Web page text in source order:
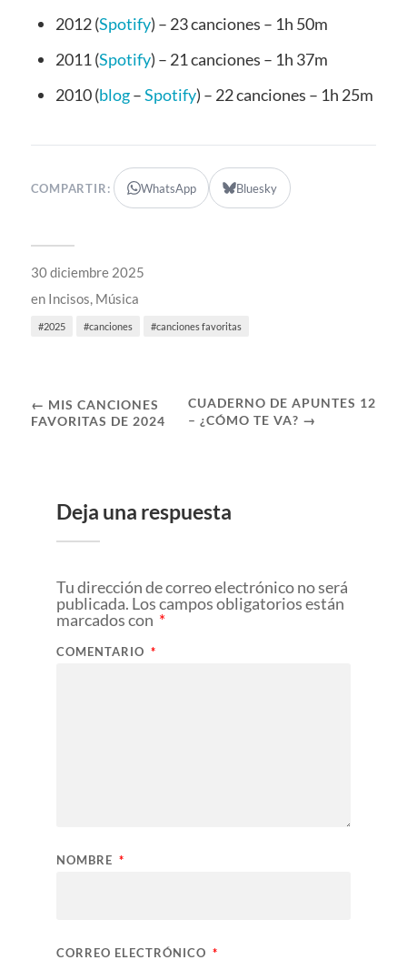
2012 (Spotify) – 23 canciones – 1h 50m
2011 (Spotify) – 21 canciones – 1h 37m
2010 (blog–Spotify) – 22 canciones – 1h 25m
COMPARTIR: WhatsApp Bluesky
30 diciembre 2025
en Incisos, Música
2025 canciones canciones favoritas
← MIS CANCIONES
FAVORITAS DE 2024
CUADERNO DE APUNTES 12
– ¿CÓMO TE VA? →
Deja una respuesta
Tu dirección de correo electrónico no será
publicada. Los campos obligatorios están
marcados con *
COMENTARIO *
NOMBRE *
CORREO ELECTRÓNICO *